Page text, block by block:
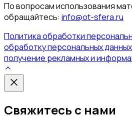
По вопросам использования
обращайтесь: info@ot-sfera.ru
Политика обработки
обработку персональных данных
получение рекламных и
Свяжитесь с нами